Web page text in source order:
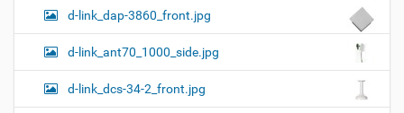
d-link_dap-3860_front.jpg
d-link_ant70_1000_side.jpg
d-link_dcs-34-2_front.jpg